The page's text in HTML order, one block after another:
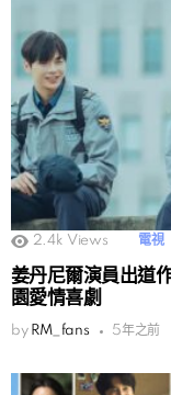
2.4k Views 電視
姜丹尼爾演員出道
園愛情喜劇
by RM_fans 5年之前